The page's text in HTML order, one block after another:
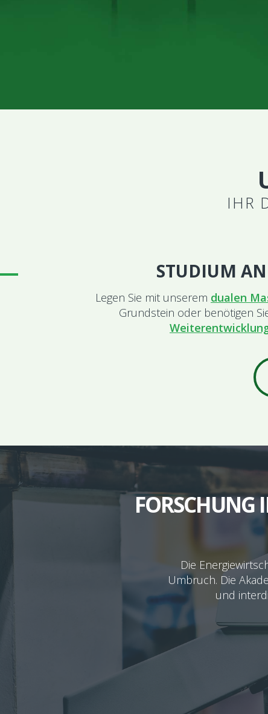
IHR
STUDIUM
Legen Sie mit unserem dualen
Grundstein oder benötigen
FORSCHUNG
Die
Umbruch. Die
und